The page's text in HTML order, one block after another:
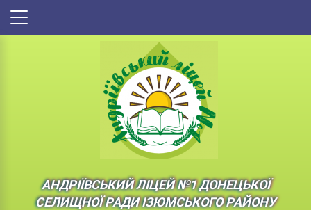
АНДРІЇВСЬКИЙ ЛІЦЕЙ №1 ДОНЕЦЬКОЇ
СЕЛИЩНОЇ РАДИ ІЗЮМСЬКОГО РАЙОНУ